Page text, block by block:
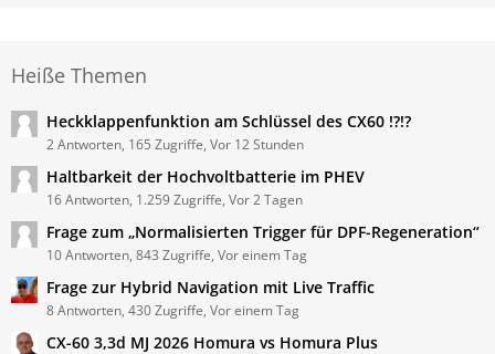
Heiße Themen
Heckklappenfunktion am Schlüssel des CX60 !?!?
2 Antworten, 165 Zugriffe, Vor 12 Stunden
Haltbarkeit der Hochvoltbatterie im PHEV
16 Antworten, 1.259 Zugriffe, Vor 2 Tagen
Frage zum „Normalisierten Trigger für DPF-Regeneration“
10 Antworten, 843 Zugriffe, Vor einem Tag
Frage zur Hybrid Navigation mit Live Traffic
8 Antworten, 430 Zugriffe, Vor einem Tag
CX-60 3,3d MJ 2026 Homura vs Homura Plus